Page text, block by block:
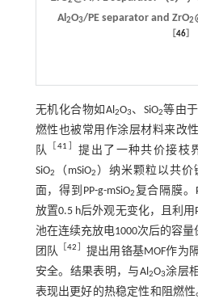
Al2O3/PE separator and ZrO2
［46］
无机化合物如Al 2O3、SiO2等由
燃性也被常用作涂层材料来改
队
［41 ］提出了一种共价接枝
SiO2 （mSiO2 ）纳米颗粒以共价
面，得到PP-g-mSiO2复合隔膜。
放置0.5 h后外观无变化，且利用
池在连续充放电1000次后的容量
团队 ［42］ 提出用铬基MOF作为
安全。结果表明，与Al 2O3涂层
表现出更好的热稳定性和阻燃性